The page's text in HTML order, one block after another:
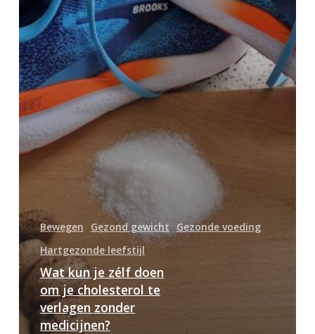
verlagen
zonder
medicijnen?
Bewegen Gezond gewicht
Gezonde voeding
Hartgezonde leefstijl
Wat kun je zélf doen
om je cholesterol te
verlagen zonder
medicijnen?